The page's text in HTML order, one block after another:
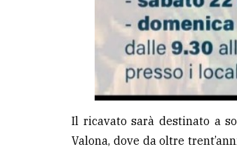
Il ricavato sarà destinato a
Valona, dove da oltre